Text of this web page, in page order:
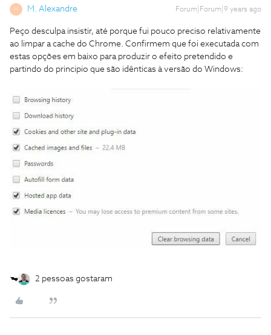
M M. Alexandre Forum|Forum|9 years ago
Peço desculpa insistir, até porque fui pouco preciso relativamente
ao limpar a cache do Chrome. Confirmem que foi executada com
estas opções em baixo para produzir o efeito pretendido e
partindo do principio que são idênticas à versão do Windows:
2 pessoas gostaram